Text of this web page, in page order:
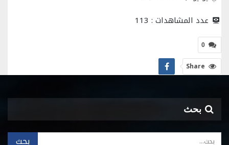
عدد المشاهدات : 113
0
Share
بحث